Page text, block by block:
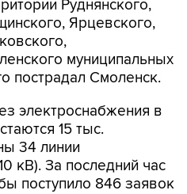
Руднянского,
Ярцевского,
муниципальных
пострадал Смоленск.
электроснабжения в
15 тыс.
34 линии
кВ). За последний час
поступило 846 заявок